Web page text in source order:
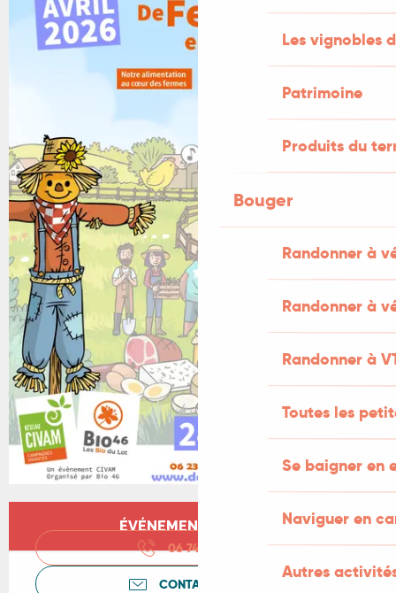
Les vignobles
Patrimoine
Produits du
Bouger
Randonner à
Randonner à
Randonner à
Toutes les
Se baigner en
Naviguer en
Autres
Ouverture et coordonnées
ÉVÉNEMENT TERMINÉ
06 74 56 60
CONTACTEZ-NOUS